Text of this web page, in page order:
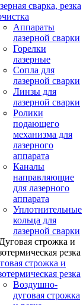
сварка, резка
Аппараты
лазерной сварки
Горелки
лазерные
Сопла для
лазерной сварки
Линзы для
лазерной сварки
Ролики
подающего
механизма для
лазерного
аппарата
Каналы
направляющие
для лазерного
аппарата
Уплотнительные
кольца для
лазерной сварки
строжка и
резка
Воздушно-
дуговая строжка